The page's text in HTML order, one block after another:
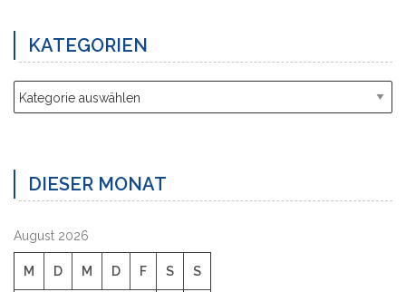
KATEGORIEN
Kategorien
DIESER MONAT
August 2026
M D M D F S S